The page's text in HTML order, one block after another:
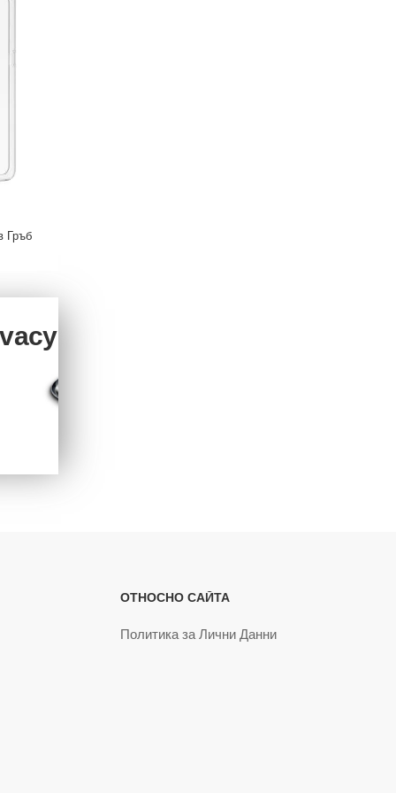
Гръб
ОТНОСНО САЙТА
Политика за Лични Данни